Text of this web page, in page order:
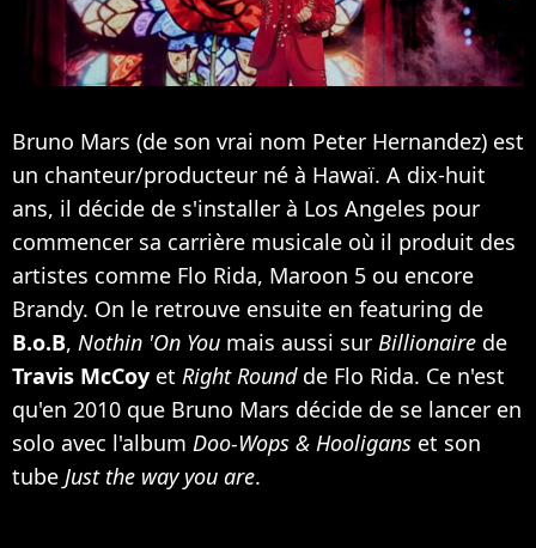
Bruno Mars (de son vrai nom Peter Hernandez) est
un chanteur/producteur né à Hawaï. A dix-huit
ans, il décide de s'installer à Los Angeles pour
commencer sa carrière musicale où il produit des
artistes comme Flo Rida, Maroon 5 ou encore
Brandy. On le retrouve ensuite en featuring de
B.o.B, Nothin 'On You mais aussi sur Billionaire de
Travis McCoy et Right Round de Flo Rida. Ce n'est
qu'en 2010 que Bruno Mars décide de se lancer en
solo avec l'album Doo-Wops & Hooligans et son
tube Just the way you are.